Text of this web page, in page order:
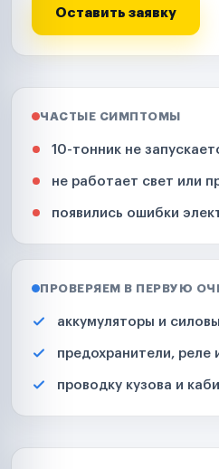
Оставить заявку
ЧАСТЫЕ СИМПТОМЫ
10-тонник не
не работает свет или
появились ошибки
ПРОВЕРЯЕМ В ПЕРВУЮ
аккумуляторы и
предохранители, реле
проводку кузова и